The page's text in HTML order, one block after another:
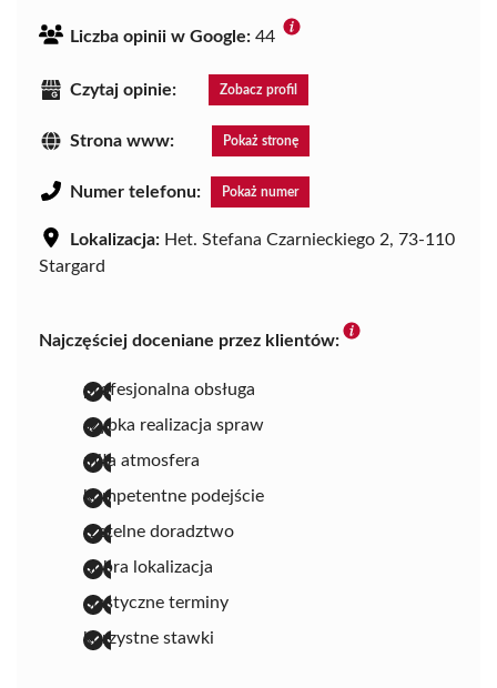
Liczba opinii w Google: 44
Czytaj opinie: Zobacz profil
Strona www: Pokaż stronę
Numer telefonu: Pokaż numer
Lokalizacja: Het. Stefana Czarnieckiego 2, 73-110
Stargard
Najczęściej doceniane przez klientów:
profesjonalna obsługa
szybka realizacja spraw
miła atmosfera
kompetentne podejście
rzetelne doradztwo
dobra lokalizacja
elastyczne terminy
korzystne stawki